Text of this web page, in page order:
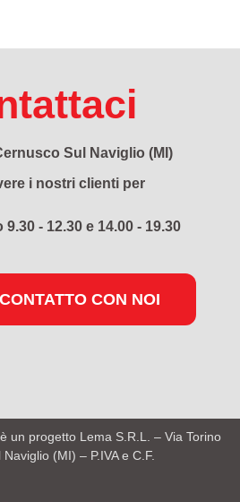
Sul Naviglio (MI)
i nostri clienti per
- 12.30 e 14.00 - 19.30
CON NOI
un progetto Lema S.R.L. – Via Torino
(MI) – P.IVA e C.F.